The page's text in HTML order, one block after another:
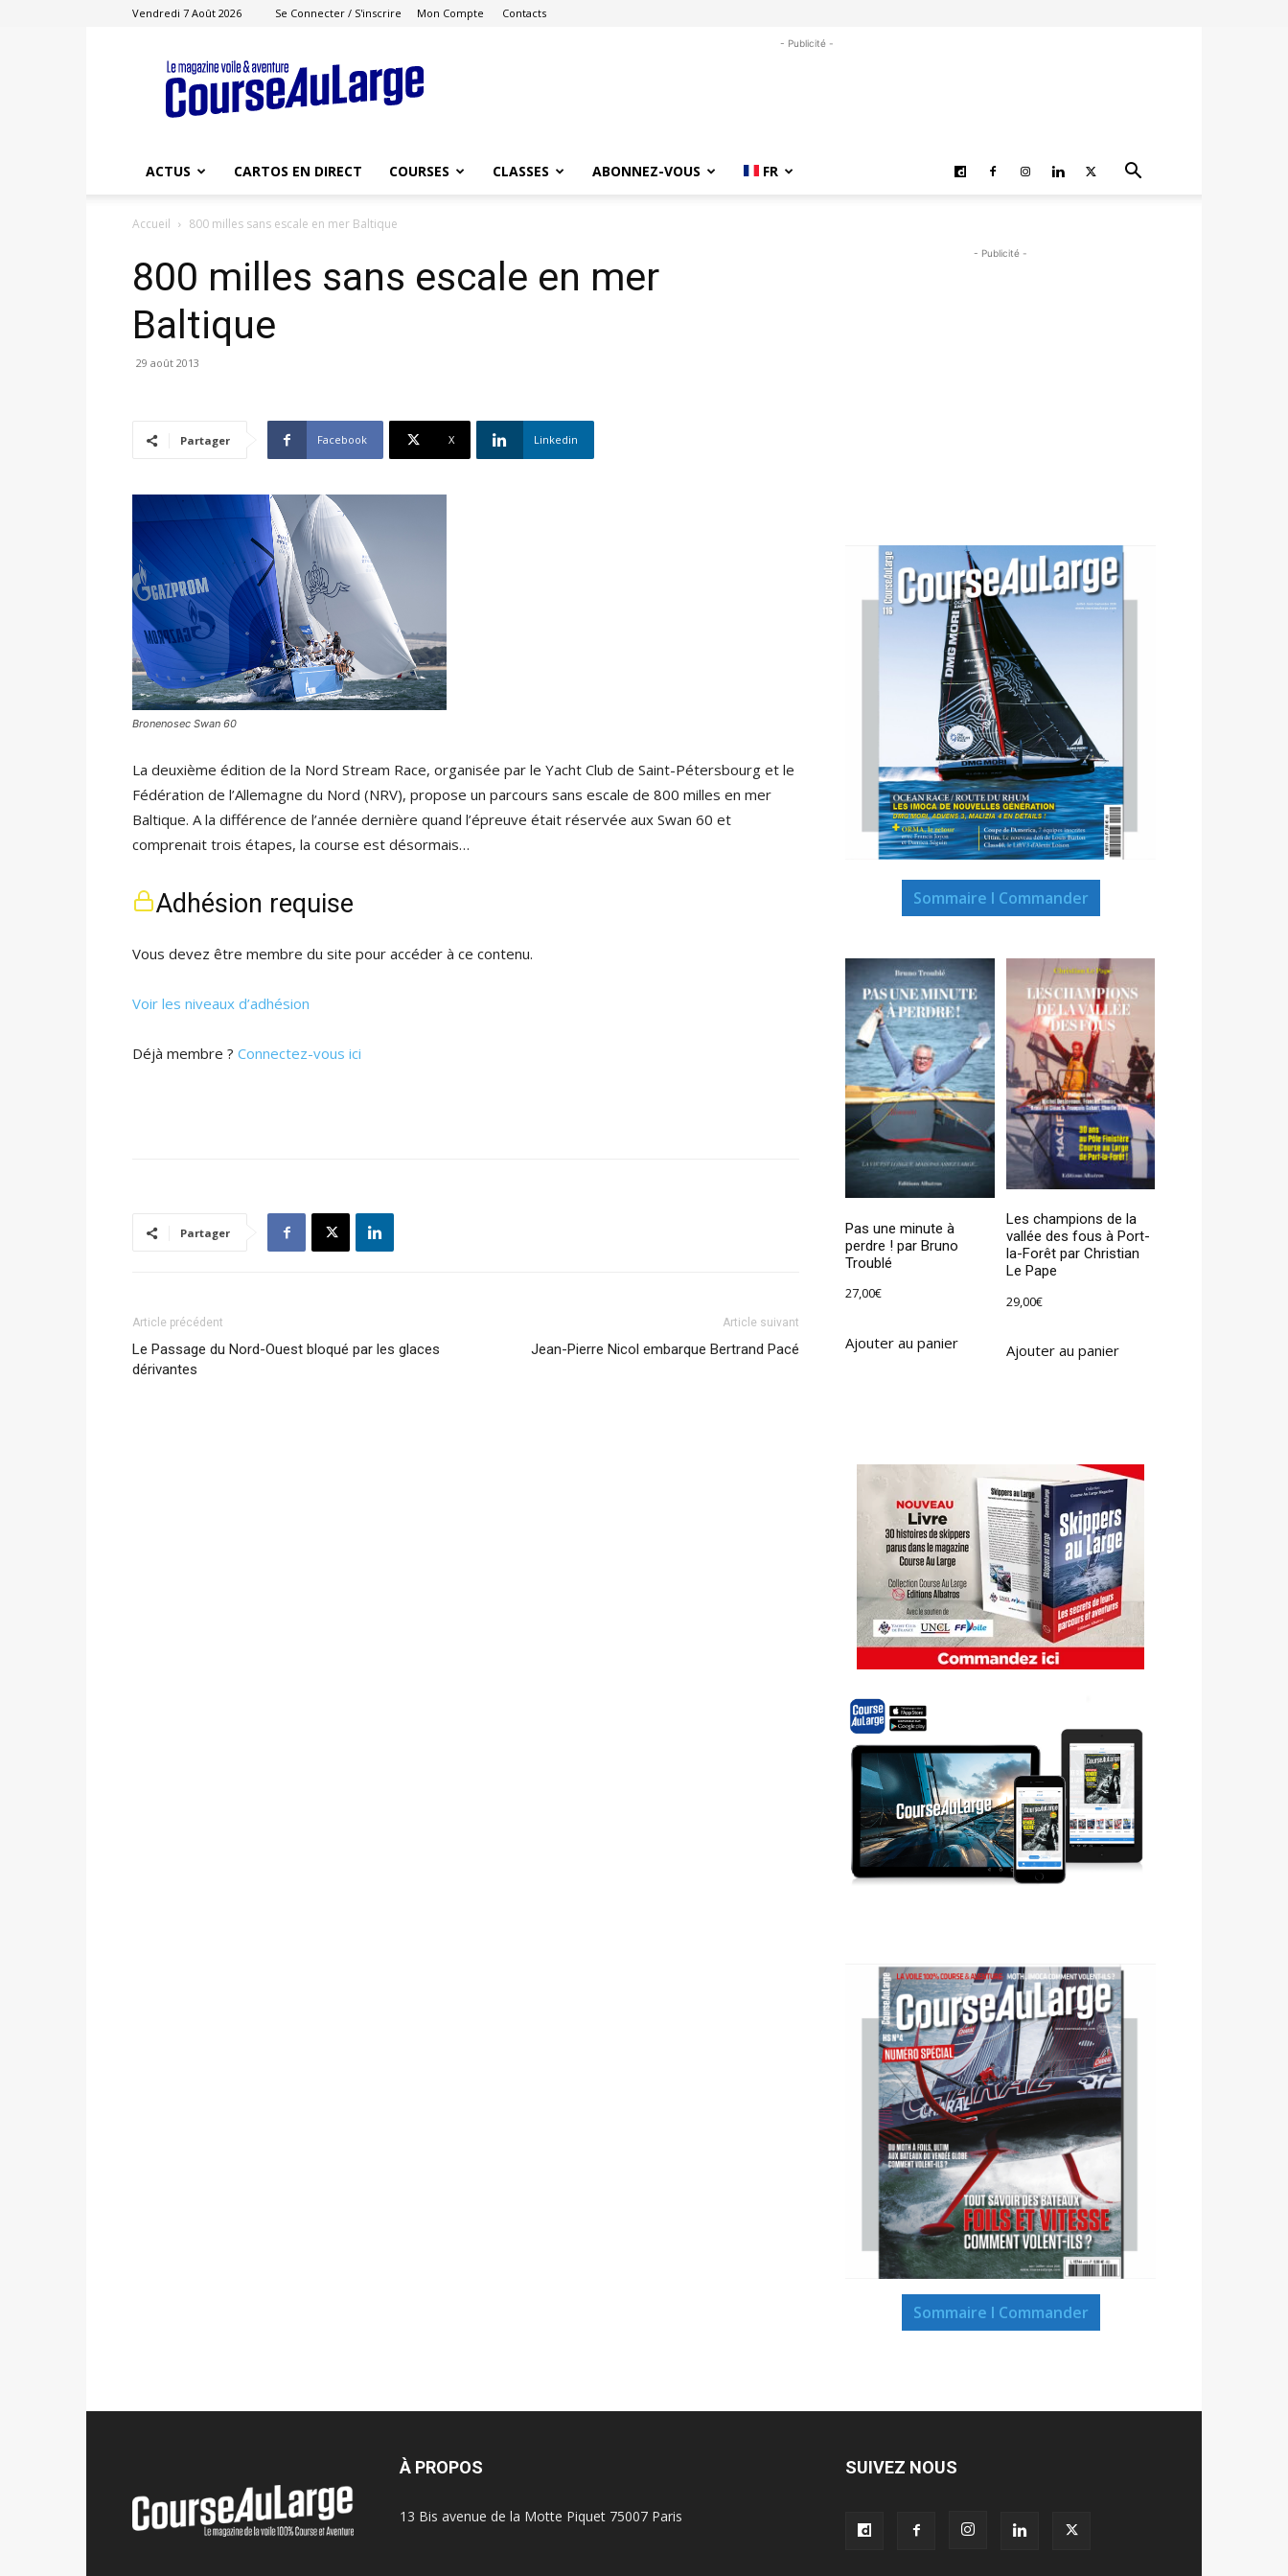
Vendredi 7 Août 2026 Se Connecter / S'inscrire Mon Compte Contacts
Course
au
Large
- Publicité -
ACTUS CARTOS EN DIRECT COURSES CLASSES ABONNEZ-VOUS FR
Accueil 800 milles sans escale en mer Baltique
800 milles sans escale en mer
Baltique
29 août 2013
Partager Facebook X Linkedin
Bronenosec Swan 60
La deuxième édition de la Nord Stream Race, organisée par le Yacht Club de Saint-Pétersbourg et le
Fédération de l’Allemagne du Nord (NRV), propose un parcours sans escale de 800 milles en mer
Baltique. A la différence de l’année dernière quand l’épreuve était réservée aux Swan 60 et
comprenait trois étapes, la course est désormais…
Adhésion requise
Vous devez être membre du site pour accéder à ce contenu.
Voir les niveaux d’adhésion
Déjà membre ? Connectez-vous ici
Partager
Article précédent
Le Passage du Nord-Ouest bloqué par les glaces
dérivantes
Article suivant
Jean-Pierre Nicol embarque Bertrand Pacé
- Publicité -
Sommaire I Commander
Pas une minute à
perdre ! par Bruno
Troublé
27,00€
Ajouter au panier
Les champions de la
vallée des fous à Port-
la-Forêt par Christian
Le Pape
29,00€
Ajouter au panier
Sommaire I Commander
À PROPOS
13 Bis avenue de la Motte Piquet 75007 Paris
SUIVEZ NOUS